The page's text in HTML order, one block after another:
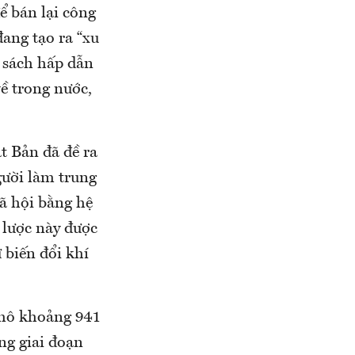
bán lại công
tạo ra “xu
hấp dẫn
trong nước,
Bản đã đề ra
làm trung
hội bằng hệ
này được
biến đổi khí
khoảng 941
giai đoạn